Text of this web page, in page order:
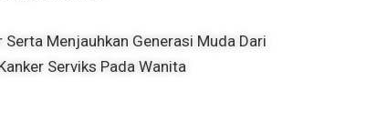
Menjauhkan Generasi Muda Dari
Serviks Pada Wanita